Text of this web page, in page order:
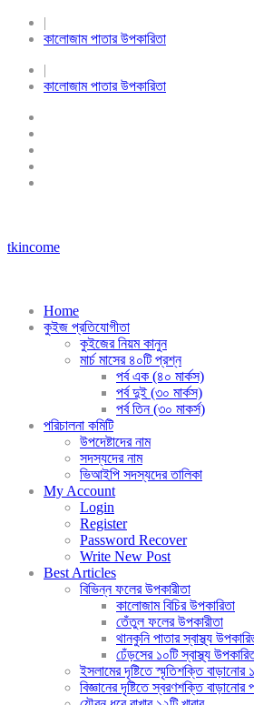
|
কালোজাম পাতার উপকারিতা
|
কালোজাম পাতার উপকারিতা
tkincome
Home
কুইজ প্রতিযোগীতা
কুইজের নিয়ম কানুন
মার্চ মাসের ৪০টি প্রশ্ন
পর্ব এক (৪০ মার্কস)
পর্ব দুই (৩০ মার্কস)
পর্ব তিন (৩০ মাকর্স)
পরিচালনা কমিটি
উপদেষ্টাদের নাম
সদস্যদের নাম
ভিআইপি সদস্যদের তালিকা
My Account
Login
Register
Password Recover
Write New Post
Best Articles
বিভিন্ন ফলের উপকারীতা
কালোজাম বিচির উপকারিতা
তেঁতুল ফলের উপকারীতা
থানকুনি পাতার স্বাস্থ্য
ঢেঁড়সের ১০টি স্বাস্থ্য
ইসলামের দৃষ্টিতে স্মৃতিশক্তি বাড়ানোর
বিজ্ঞানের দৃষ্টিতে স্বরণশক্তি বাড়ানোর